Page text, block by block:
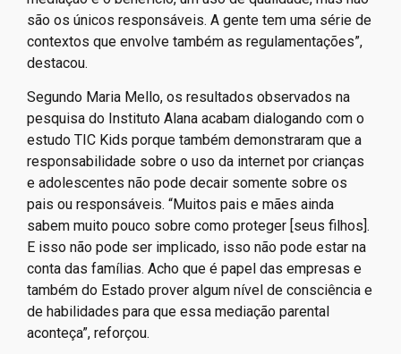
são os únicos responsáveis. A gente tem uma série de
contextos que envolve também as regulamentações”,
destacou.
Segundo Maria Mello, os resultados observados na
pesquisa do Instituto Alana acabam dialogando com o
estudo TIC Kids porque também demonstraram que a
responsabilidade sobre o uso da internet por crianças
e adolescentes não pode decair somente sobre os
pais ou responsáveis. “Muitos pais e mães ainda
sabem muito pouco sobre como proteger [seus filhos].
E isso não pode ser implicado, isso não pode estar na
conta das famílias. Acho que é papel das empresas e
também do Estado prover algum nível de consciência e
de habilidades para que essa mediação parental
aconteça”, reforçou.